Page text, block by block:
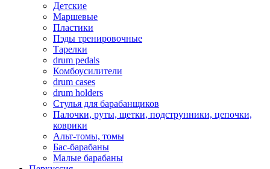
Детские
Маршевые
Пластики
Пэды тренировочные
Тарелки
drum pedals
Комбоусилители
drum cases
drum holders
Стулья для барабанщиков
Палочки, руты, щетки, подструнники, цепочки,
коврики
Альт-томы, томы
Бас-барабаны
Малые барабаны